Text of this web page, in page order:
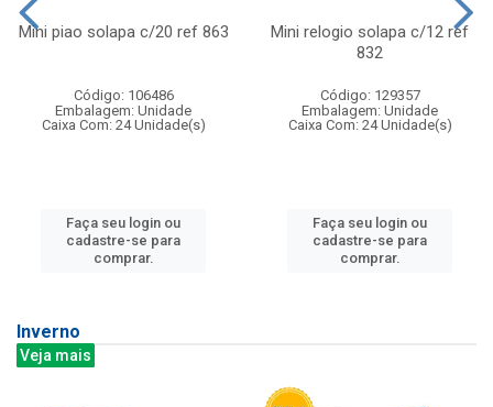
Mini piao solapa c/20 ref 863
Código: 106486
Embalagem: Unidade
Caixa Com: 24 Unidade(s)
Faça seu login ou
cadastre-se para
comprar.
Mini relogio solapa c/12 ref
832
Código: 129357
Embalagem: Unidade
Caixa Com: 24 Unidade(s)
Faça seu login ou
cadastre-se para
comprar.
Inverno
Veja mais